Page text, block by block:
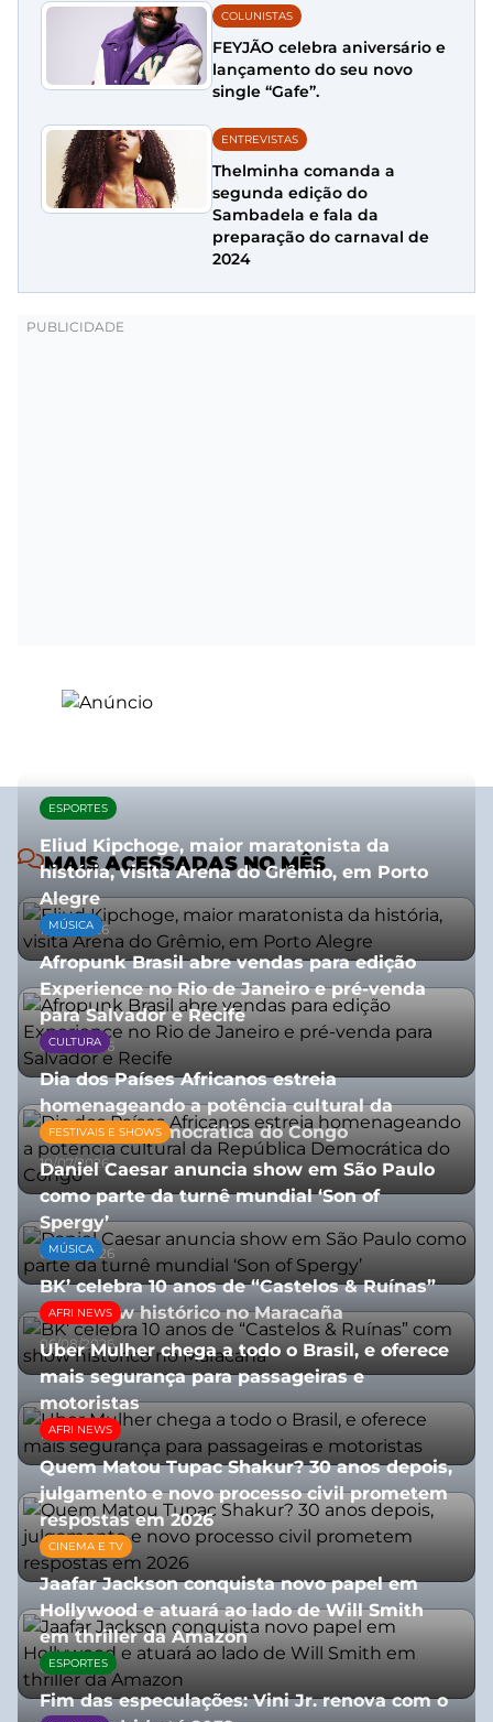
COLUNISTAS
FEYJÃO celebra aniversário e
lançamento do seu novo
single “Gafe”.
ENTREVISTAS
Thelminha comanda a
segunda edição do
Sambadela e fala da
preparação do carnaval de
2024
MAIS ACESSADAS NO MÊS
ESPORTES
Eliud Kipchoge, maior maratonista da
história, visita Arena do Grêmio, em Porto
Alegre
10/07/2026
MÚSICA
Afropunk Brasil abre vendas para edição
Experience no Rio de Janeiro e pré-venda
para Salvador e Recife
03/08/2026
CULTURA
Dia dos Países Africanos estreia
homenageando a potência cultural da
República Democrática do Congo
10/07/2026
FESTIVAIS E SHOWS
Daniel Caesar anuncia show em São Paulo
como parte da turnê mundial ‘Son of
Spergy’
05/08/2026
MÚSICA
BK’ celebra 10 anos de “Castelos & Ruínas”
com show histórico no Maracaña
06/08/2026
AFRI NEWS
Uber Mulher chega a todo o Brasil, e oferece
mais segurança para passageiras e
motoristas
10/07/2026
AFRI NEWS
Quem Matou Tupac Shakur? 30 anos depois,
julgamento e novo processo civil prometem
respostas em 2026
05/08/2026
CINEMA E TV
Jaafar Jackson conquista novo papel em
Hollywood e atuará ao lado de Will Smith
em thriller da Amazon
06/08/2026
ESPORTES
Fim das especulações: Vini Jr. renova com o